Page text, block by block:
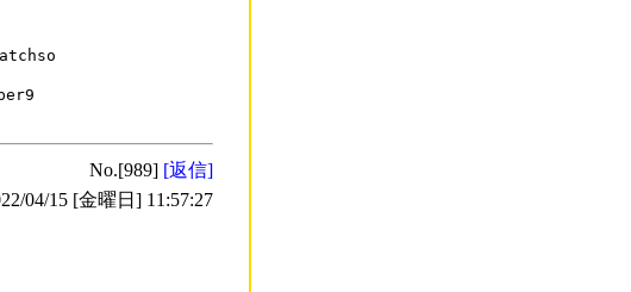
No.[989] [返信]
04/15 [金曜日] 11:57:27